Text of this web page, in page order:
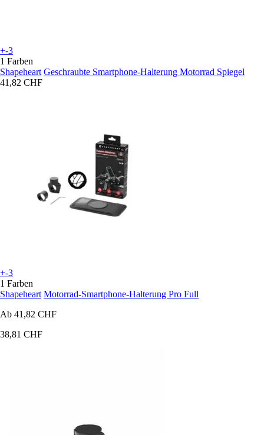
+-3
1 Farben
Shapeheart Geschraubte Smartphone-Halterung Motorrad Spiegel
41,82 CHF
+-3
1 Farben
Shapeheart Motorrad-Smartphone-Halterung Pro Full
Ab 41,82 CHF
38,81 CHF